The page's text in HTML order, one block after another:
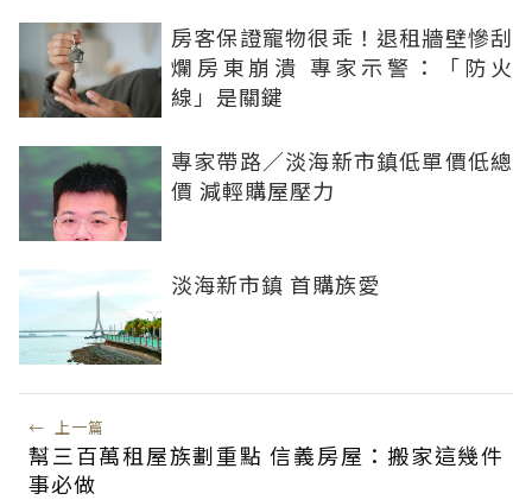
房客保證寵物很乖！退租牆壁慘刮
爛房東崩潰 專家示警：「防火
線」是關鍵
專家帶路／淡海新市鎮低單價低總
價 減輕購屋壓力
淡海新市鎮 首購族愛
← 上一篇
幫三百萬租屋族劃重點 信義房屋：搬家這幾件
事必做